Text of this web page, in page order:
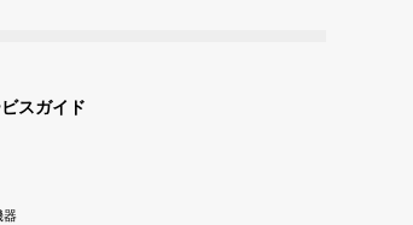
スガイド
器